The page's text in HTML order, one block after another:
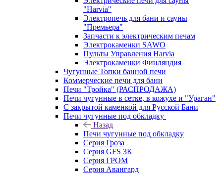
"Harvia"
Электропечь для бани и сауны
"Премьера"
Запчасти к электрическим печам
Электрокаменки SAWO
Пульты Управления Harvia
Электрокаменки Финляндия
Чугунные Топки банной печи
Коммерческие печи для бани
Печи "Тройка" (РАСПРОДАЖА)
Печи чугунные в сетке, в кожухе и "Ураган"
С закрытой каменкой для Русской Бани
Печи чугунные под обкладку
Назад
Печи чугунные под обкладку
Серия Гроза
Серия GFS ЗК
Серия ГРОМ
Серия Авангард